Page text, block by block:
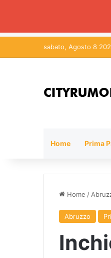
sabato, Agosto 8
Home Prima
Home /
Abruzzo